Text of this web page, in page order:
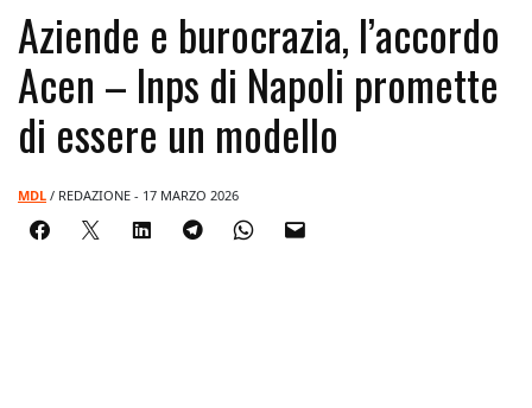
Aziende e burocrazia, l’accordo
Acen – Inps di Napoli promette
di essere un modello
MDL / REDAZIONE - 17 MARZO 2026